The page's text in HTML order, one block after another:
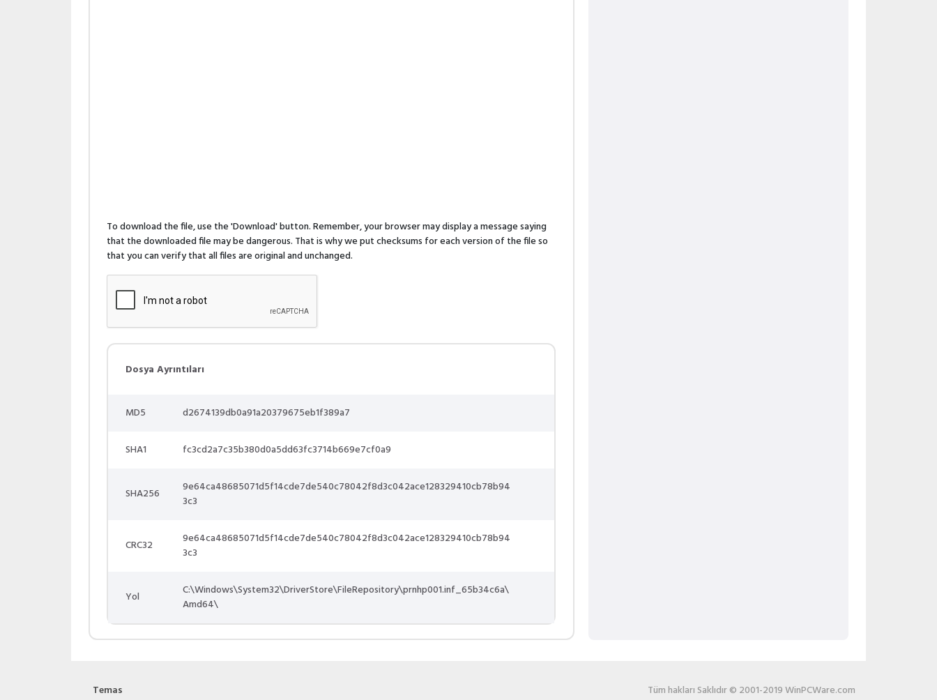
To download the file, use the 'Download' button. Remember, your browser may display a message saying
that the downloaded file may be dangerous. That is why we put checksums for each version of the file so
that you can verify that all files are original and unchanged.
Dosya Ayrıntıları
MD5 d2674139db0a91a20379675eb1f389a7
SHA1 fc3cd2a7c35b380d0a5dd63fc3714b669e7cf0a9
SHA256
9e64ca48685071d5f14cde7de540c78042f8d3c042ace128329410cb78b94
3c3
CRC32
9e64ca48685071d5f14cde7de540c78042f8d3c042ace128329410cb78b94
3c3
Yol
C:\Windows\System32\DriverStore\FileRepository\prnhp001.inf_65b34c6a\
Amd64\
Temas Tüm hakları Saklıdır © 2001-2019 WinPCWare.com